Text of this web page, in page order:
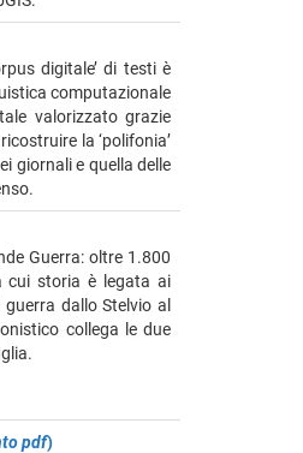
digitale’ di testi è
computazionale
valorizzato grazie
la ‘polifonia’
giornali e quella delle
Guerra: oltre 1.800
cui storia è legata ai
dallo Stelvio al
collega le due
pdf)